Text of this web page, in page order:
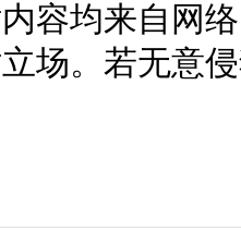
内容均来自网
场。若无意